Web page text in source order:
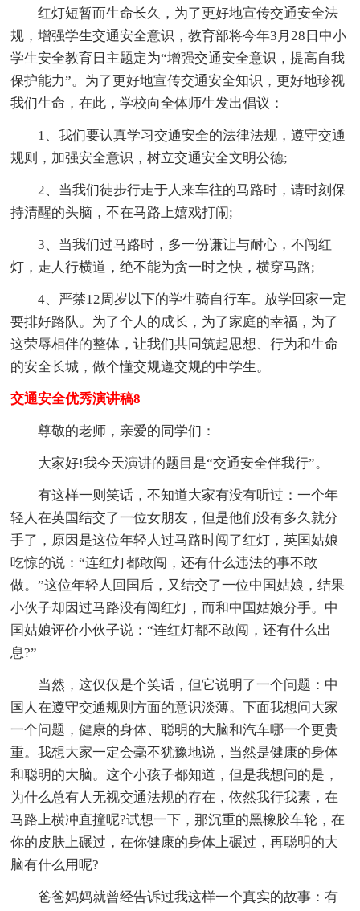
红灯短暂而生命长久，为了更好地宣传交通安全法
规，增强学生交通安全意识，教育部将今年3月28日中小
学生安全教育日主题定为“增强交通安全意识，提高自我
保护能力”。为了更好地宣传交通安全知识，更好地珍视
我们生命，在此，学校向全体师生发出倡议：
1、我们要认真学习交通安全的法律法规，遵守交通
规则，加强安全意识，树立交通安全文明公德;
2、当我们徒步行走于人来车往的马路时，请时刻保
持清醒的头脑，不在马路上嬉戏打闹;
3、当我们过马路时，多一份谦让与耐心，不闯红
灯，走人行横道，绝不能为贪一时之快，横穿马路;
4、严禁12周岁以下的学生骑自行车。放学回家一定
要排好路队。为了个人的成长，为了家庭的幸福，为了
这荣辱相伴的整体，让我们共同筑起思想、行为和生命
的安全长城，做个懂交规遵交规的中学生。
交通安全优秀演讲稿8
尊敬的老师，亲爱的同学们：
大家好!我今天演讲的题目是“交通安全伴我行”。
有这样一则笑话，不知道大家有没有听过：一个年
轻人在英国结交了一位女朋友，但是他们没有多久就分
手了，原因是这位年轻人过马路时闯了红灯，英国姑娘
吃惊的说：“连红灯都敢闯，还有什么违法的事不敢
做。”这位年轻人回国后，又结交了一位中国姑娘，结果
小伙子却因过马路没有闯红灯，而和中国姑娘分手。中
国姑娘评价小伙子说：“连红灯都不敢闯，还有什么出
息?”
当然，这仅仅是个笑话，但它说明了一个问题：中
国人在遵守交通规则方面的意识淡薄。下面我想问大家
一个问题，健康的身体、聪明的大脑和汽车哪一个更贵
重。我想大家一定会毫不犹豫地说，当然是健康的身体
和聪明的大脑。这个小孩子都知道，但是我想问的是，
为什么总有人无视交通法规的存在，依然我行我素，在
马路上横冲直撞呢?试想一下，那沉重的黑橡胶车轮，在
你的皮肤上碾过，在你健康的身体上碾过，再聪明的大
脑有什么用呢?
爸爸妈妈就曾经告诉过我这样一个真实的故事：有